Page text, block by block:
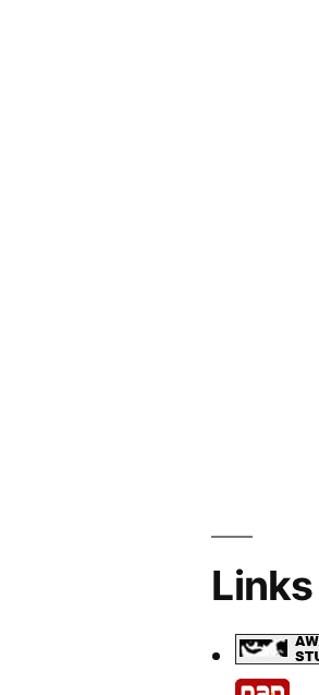
Links